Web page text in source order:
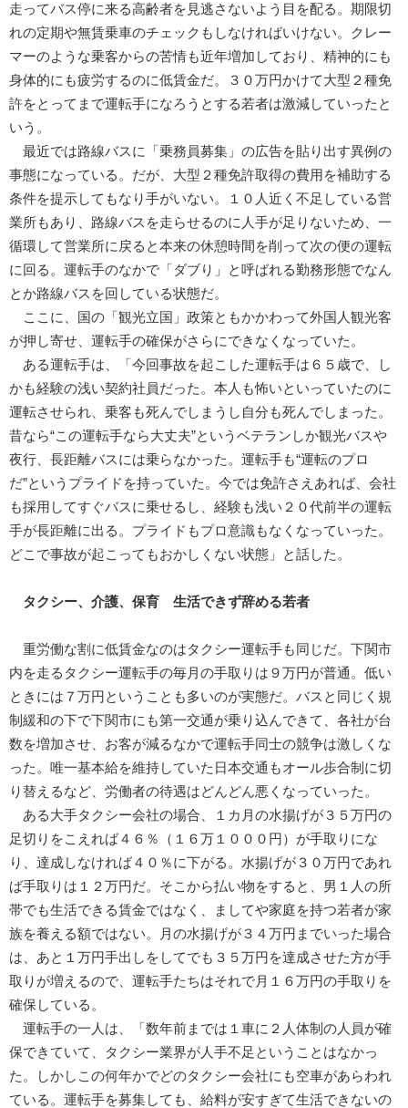
走ってバス停に来る高齢者を見逃さないよう目を配る。期限切
れの定期や無賃乗車のチェックもしなければいけない。クレー
マーのような乗客からの苦情も近年増加しており、精神的にも
身体的にも疲労するのに低賃金だ。３０万円かけて大型２種免
許をとってまで運転手になろうとする若者は激減していったと
いう。
最近では路線バスに「乗務員募集」の広告を貼り出す異例の
事態になっている。だが、大型２種免許取得の費用を補助する
条件を提示してもなり手がいない。１０人近く不足している営
業所もあり、路線バスを走らせるのに人手が足りないため、一
循環して営業所に戻ると本来の休憩時間を削って次の便の運転
に回る。運転手のなかで「ダブり」と呼ばれる勤務形態でなん
とか路線バスを回している状態だ。
ここに、国の「観光立国」政策ともかかわって外国人観光客
が押し寄せ、運転手の確保がさらにできなくなっていた。
ある運転手は、「今回事故を起こした運転手は６５歳で、し
かも経験の浅い契約社員だった。本人も怖いといっていたのに
運転させられ、乗客も死んでしまうし自分も死んでしまった。
昔なら“この運転手なら大丈夫”というベテランしか観光バスや
夜行、長距離バスには乗らなかった。運転手も“運転のプロ
だ”というプライドを持っていた。今では免許さえあれば、会社
も採用してすぐバスに乗せるし、経験も浅い２０代前半の運転
手が長距離に出る。プライドもプロ意識もなくなっていった。
どこで事故が起こってもおかしくない状態」と話した。
タクシー、介護、保育 生活できず辞める若者
重労働な割に低賃金なのはタクシー運転手も同じだ。下関市
内を走るタクシー運転手の毎月の手取りは９万円が普通。低い
ときには７万円ということも多いのが実態だ。バスと同じく規
制緩和の下で下関市にも第一交通が乗り込んできて、各社が台
数を増加させ、お客が減るなかで運転手同士の競争は激しくな
った。唯一基本給を維持していた日本交通もオール歩合制に切
り替えるなど、労働者の待遇はどんどん悪くなっていった。
ある大手タクシー会社の場合、１カ月の水揚げが３５万円の
足切りをこえれば４６％（１６万１０００円）が手取りにな
り、達成しなければ４０％に下がる。水揚げが３０万円であれ
ば手取りは１２万円だ。そこから払い物をすると、男１人の所
帯でも生活できる賃金ではなく、ましてや家庭を持つ若者が家
族を養える額ではない。月の水揚げが３４万円までいった場合
は、あと１万円手出しをしてでも３５万円を達成させた方が手
取りが増えるので、運転手たちはそれで月１６万円の手取りを
確保している。
運転手の一人は、「数年前までは１車に２人体制の人員が確
保できていて、タクシー業界が人手不足ということはなかっ
た。しかしこの何年かでどのタクシー会社にも空車があらわれ
ている。運転手を募集しても、給料が安すぎて生活できないの